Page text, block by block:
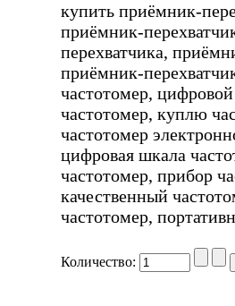
купить приёмник-
приёмник-
перехватчика,
приёмник-
частотомер,
частотомер, куплю
частотомер
цифровая шкала
частотомер, прибор
качественный
частотомер,
Количество: